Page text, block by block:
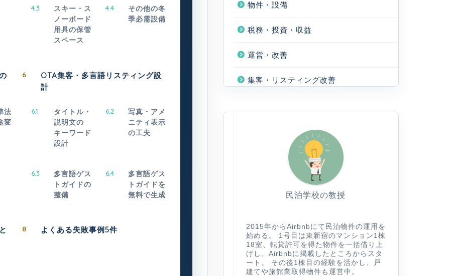
4.3
スキー・ス
ノーボード
用具の保管
スペース
4.4
その他の冬
季必需設備
法
変
6
OTA集客・多言語リスティング設
計
6.1
タイトル・
説明文の
キーワード
設計
6.2
写真・アメ
ニティ表示
の工夫
6.3
多言語ゲス
トガイドの
整備
6.4
多言語ゲス
トガイドを
無料で生成
8 よくある失敗事例5件
物件・設備
税務・投資・収益
運営・改善
集客・リスティング改善
民泊学校の教授
2015年からAirbnbにて民泊物件の運用を
始める。 1号目は東新宿のマンション1棟
18室、転貸許可を得た物件を一括借り上
げし、Airbnbに掲載したところからスタ
ート。 その後1棟目の経験を活かし、戸
建てや旅館業取得物件も運営中。